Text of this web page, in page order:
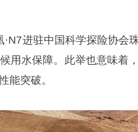
进驻中国科学探险协会
用水保障。此举也意味着
能突破。